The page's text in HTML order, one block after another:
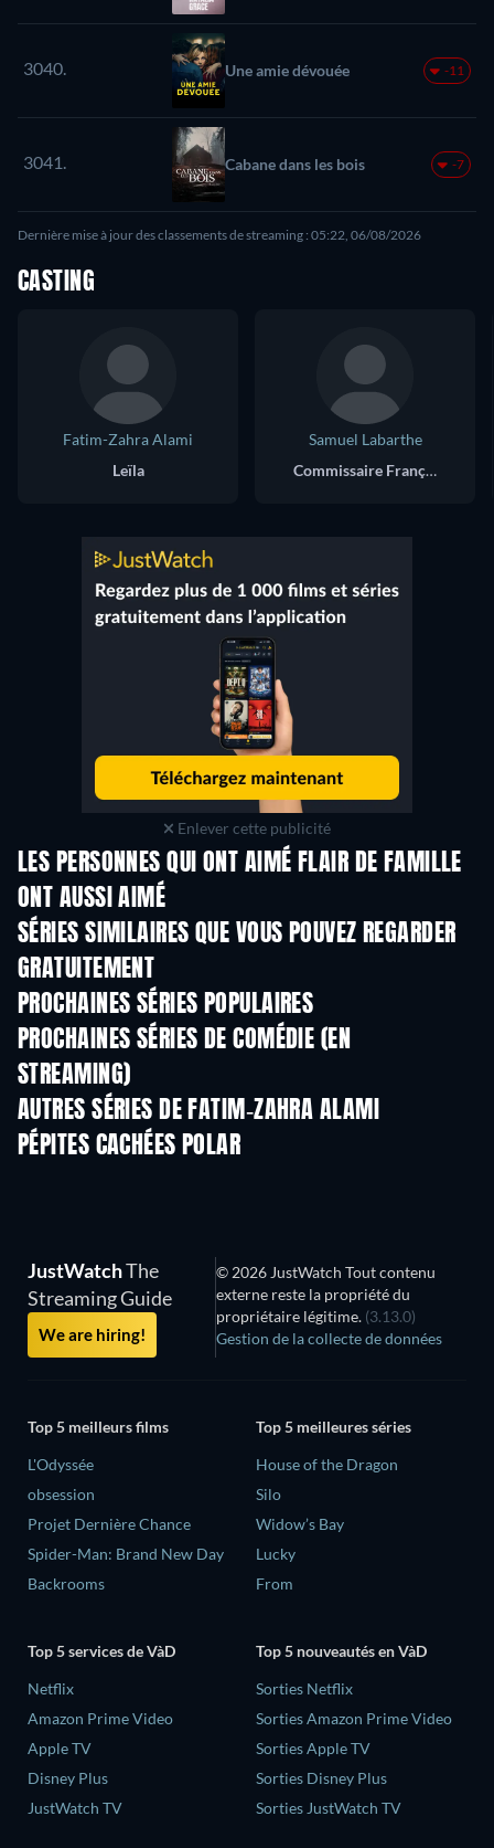
3040. Une amie dévouée -11
3041. Cabane dans les bois -7
Dernière mise à jour des classements de streaming : 05:22, 06/08/2026
CASTING
Fatim-Zahra Alami
Leïla
Samuel Labarthe
Commissaire François Flament
Enlever cette publicité
LES PERSONNES QUI ONT AIMÉ FLAIR DE FAMILLE
ONT AUSSI AIMÉ
Série
SÉRIES SIMILAIRES QUE VOUS POUVEZ REGARDER
GRATUITEMENTSérie
PROCHAINES SÉRIES POPULAIRES
Série Série
PROCHAINES SÉRIES DE COMÉDIE (EN
STREAMING)Saison 6
AUTRES SÉRIES DE FATIM-ZAHRA ALAMI
Série Série
PÉPITES CACHÉES POLAR
Série
JustWatchThe
Streaming Guide
We are hiring!
© 2026 JustWatch Tout contenu
externe reste la propriété du
propriétaire légitime. (3.13.0)
Gestion de la collecte de données
Top 5 meilleurs films
L'Odyssée
obsession
Projet Dernière Chance
Spider-Man: Brand New Day
Backrooms
Top 5 meilleures séries
House of the Dragon
Silo
Widow’s Bay
Lucky
From
Top 5 services de VàD
Netflix
Amazon Prime Video
Apple TV
Disney Plus
JustWatch TV
Top 5 nouveautés en VàD
Sorties Netflix
Sorties Amazon Prime Video
Sorties Apple TV
Sorties Disney Plus
Sorties JustWatch TV